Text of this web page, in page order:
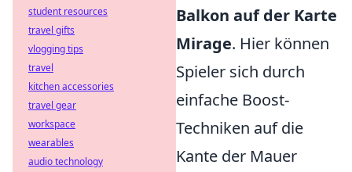
Balkon auf der Karte
Mirage. Hier können
Spieler sich durch
einfache Boost-
Techniken auf die
Kante der Mauer
student resources
travel gifts
vlogging tips
travel
kitchen accessories
travel gear
workspace
wearables
audio technology